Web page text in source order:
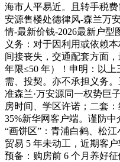
海市人平易近。且转手税
安源售楼处德律风-森兰万
情-最新价钱-2026最新户型
义务：对于因利用或依赖
间接丧失，交通配套方面
年限≤50 年）！申明：以
需、投契。亦不承担义务
准森兰·万安源同一权势巨
房时间、学区许诺；二套
35%新华网客户端。谨防
“画饼区”：青浦白鹤、松
贸易 5 年未动工，近期客
预备：购房前 6 个月养好